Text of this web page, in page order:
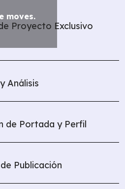
moves.
Proyecto Exclusivo
Análisis
de Portada y Perfil
Publicación